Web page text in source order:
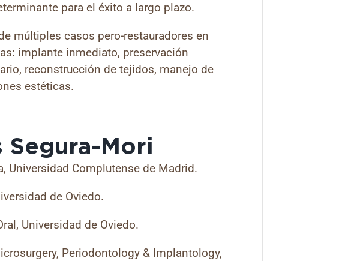
para el éxito a largo plazo.
múltiples casos pero-restauradores en
implante inmediato, preservación
reconstrucción de tejidos, manejo de
estéticas.
Segura-Mori
Universidad Complutense de Madrid.
de Oviedo.
Universidad de Oviedo.
Periodontology & Implantology,